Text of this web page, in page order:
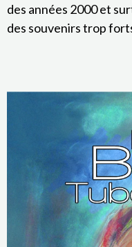
des années 2000 et
des souvenirs trop